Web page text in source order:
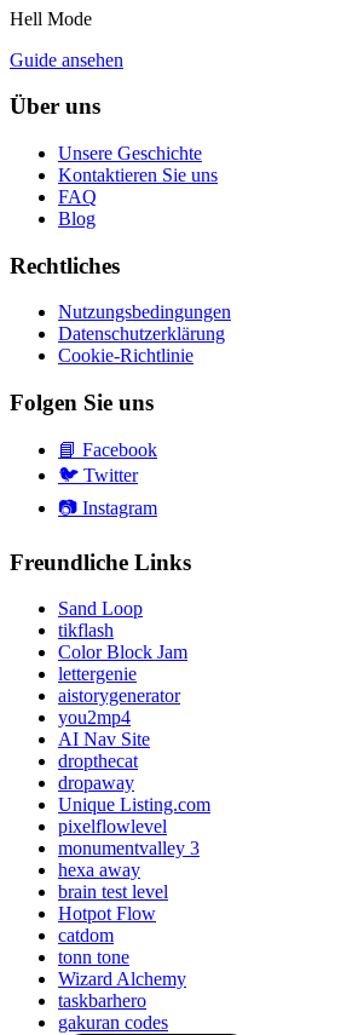
Hell Mode
Guide ansehen
Über uns
Unsere Geschichte
Kontaktieren Sie uns
FAQ
Blog
Rechtliches
Nutzungsbedingungen
Datenschutzerklärung
Cookie-Richtlinie
Folgen Sie uns
📘 Facebook
🐦 Twitter
📷 Instagram
Freundliche Links
Sand Loop
tikflash
Color Block Jam
lettergenie
aistorygenerator
you2mp4
AI Nav Site
dropthecat
dropaway
Unique Listing.com
pixelflowlevel
monumentvalley 3
hexa away
brain test level
Hotpot Flow
catdom
tonn tone
Wizard Alchemy
taskbarhero
gakuran codes